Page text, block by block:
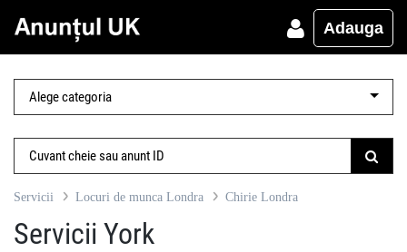
Adauga
Servicii Locuri de munca Londra Chirie Londra
Servicii York